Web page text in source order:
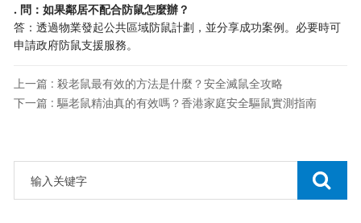
​. 問：如果鄰居不配合防鼠怎麼辦？​
答：透過物業發起公共區域防鼠計劃，並分享成功案例。必要時可
申請政府防鼠支援服務。
上一篇 : 殺老鼠最有效的方法是什麼？安全滅鼠全攻略
下一篇 : 驅老鼠精油真的有效嗎？香港家庭安全驅鼠實測指南